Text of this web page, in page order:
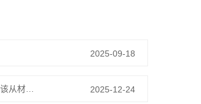
2025-09-18
2025-12-24